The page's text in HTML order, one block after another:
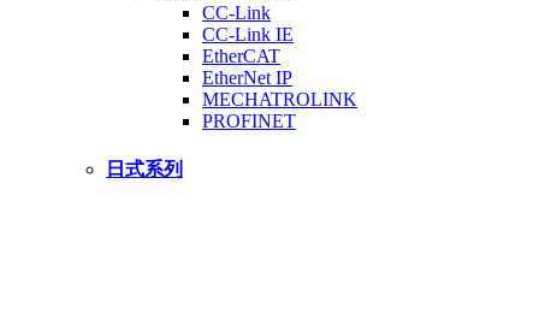
CC-Link
CC-Link IE
EtherCAT
EtherNet IP
MECHATROLINK
PROFINET
日式系列